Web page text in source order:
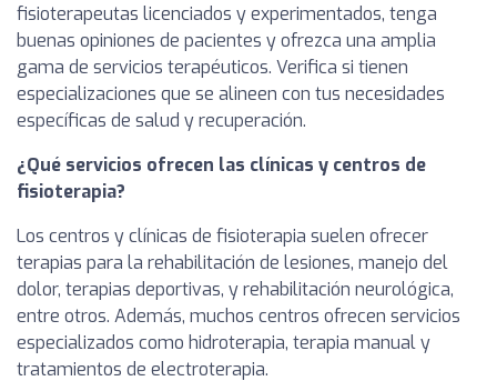
fisioterapeutas licenciados y experimentados, tenga
buenas opiniones de pacientes y ofrezca una amplia
gama de servicios terapéuticos. Verifica si tienen
especializaciones que se alineen con tus necesidades
específicas de salud y recuperación.
¿Qué servicios ofrecen las clínicas y centros de
fisioterapia?
Los centros y clínicas de fisioterapia suelen ofrecer
terapias para la rehabilitación de lesiones, manejo del
dolor, terapias deportivas, y rehabilitación neurológica,
entre otros. Además, muchos centros ofrecen servicios
especializados como hidroterapia, terapia manual y
tratamientos de electroterapia.